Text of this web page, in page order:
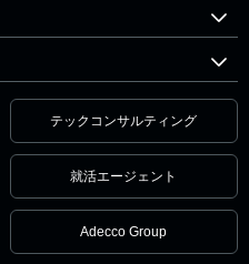
テックコンサルティング
就活エージェント
Adecco Group